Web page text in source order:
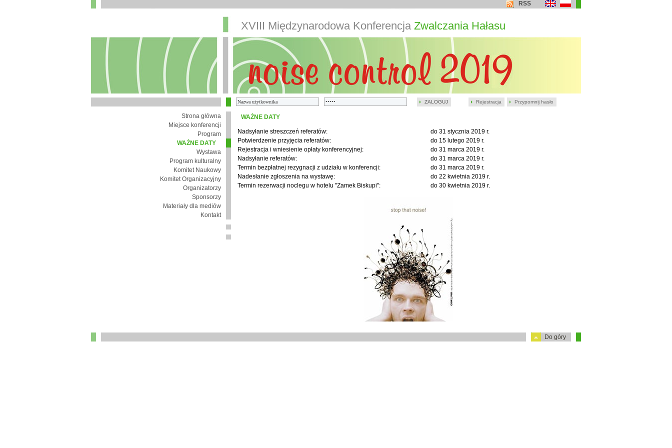
ZALOGUJ Rejestracja Przypomnij hasło
RSS
XVIII Międzynarodowa Konferencja Zwalczania Hałasu
Strona główna
Miejsce konferencji
Program
WAŻNE DATY
Wystawa
Program kulturalny
Komitet Naukowy
Komitet Organizacyjny
Organizatorzy
Sponsorzy
Materiały dla mediów
Kontakt
WAŻNE DATY
Nadsyłanie streszczeń referatów:
do 31 stycznia 2019 r.
Potwierdzenie przyjęcia referatów:
do 15 lutego 2019 r.
Rejestracja i wniesienie opłaty konferencyjnej:
do 31 marca 2019 r.
Nadsyłanie referatów:
do 31 marca 2019 r.
Termin bezpłatnej rezygnacji z udziału w konferencji:
do 31 marca 2019 r.
Nadesłanie zgłoszenia na wystawę:
do 22 kwietnia 2019 r.
Termin rezerwacji noclegu w hotelu "Zamek Biskupi":
do 30 kwietnia 2019 r.
Do góry